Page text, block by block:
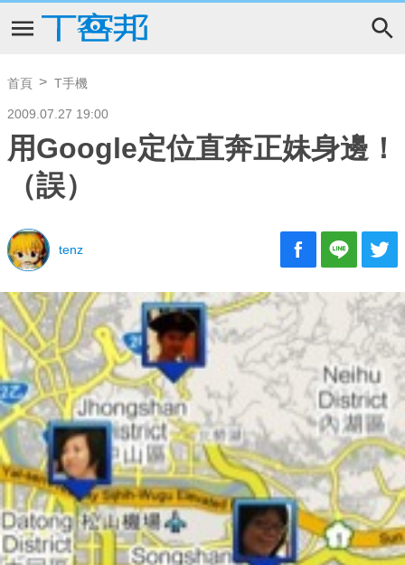
首頁 T手機
2009.07.27 19:00
用Google定位直奔正妹身邊！
（誤）
tenz